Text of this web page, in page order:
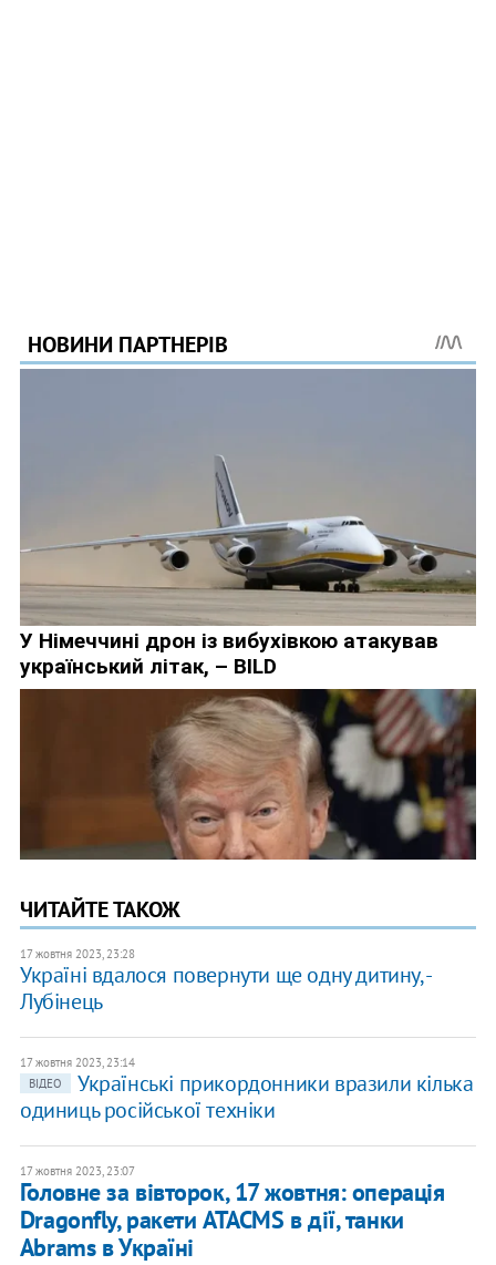
ЧИТАЙТЕ ТАКОЖ
17 жовтня 2023, 23:28
Україні вдалося повернути ще одну дитину, -
Лубінець
17 жовтня 2023, 23:14
ВІДЕО
Українські прикордонники вразили кілька
одиниць російської техніки
17 жовтня 2023, 23:07
Головне за вівторок, 17 жовтня: операція
Dragonfly, ракети ATACMS в дії, танки
Abrams в Україні